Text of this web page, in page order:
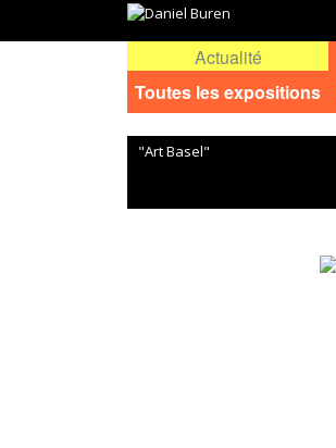
Actualité
Toutes les expositions
"Art Basel"